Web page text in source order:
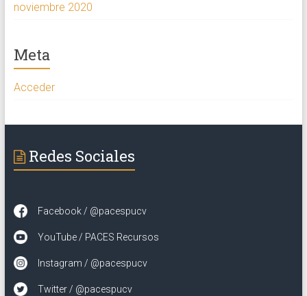
noviembre 2020
Meta
Acceder
Redes Sociales
Facebook / @pacespucv
YouTube / PACES Recursos
Instagram / @pacespucv
Twitter / @pacespucv